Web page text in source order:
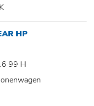
HP
99 H